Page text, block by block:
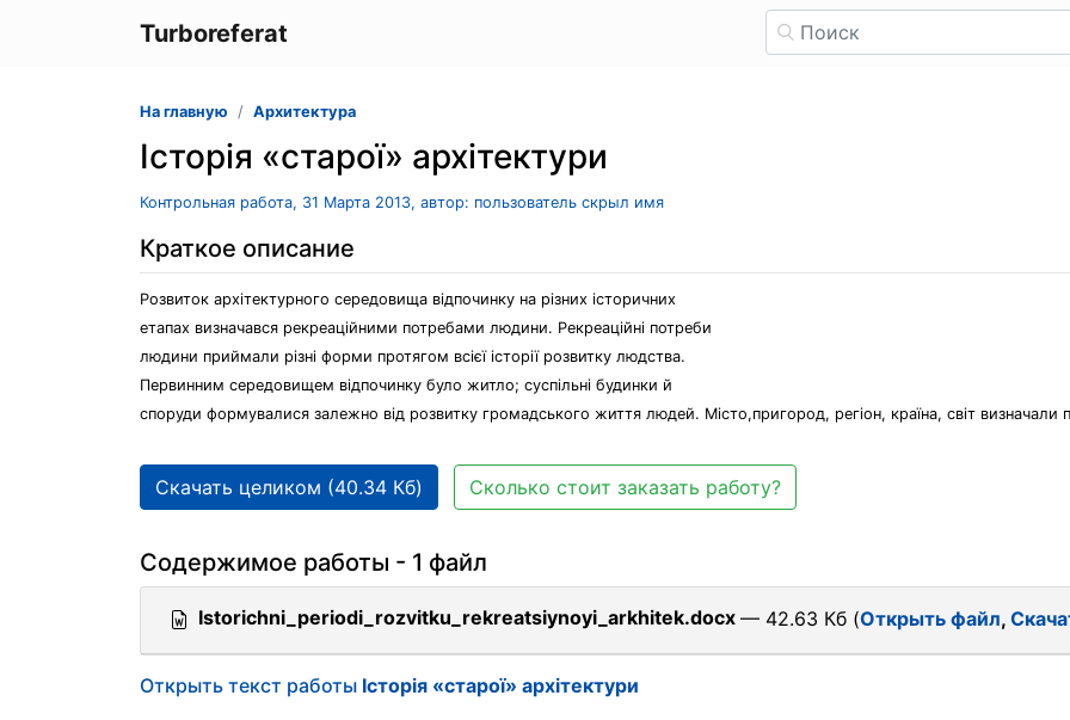
Turboreferat
На главную Архитектура
Історія «старої» архітектури
Контрольная работа, 31 Марта 2013, автор: пользователь скрыл имя
Краткое описание
Розвиток архітектурного середовища відпочинку на різних історичних
етапах визначався рекреаційними потребами людини. Рекреаційні потреби
людини приймали різні форми протягом всієї історії розвитку людства.
Первинним середовищем відпочинку було житло; суспільні будинки й
споруди формувалися залежно від розвитку громадського життя людей. Місто,пригород, регіон, країна, світ
Скачать целиком (40.34 Кб) Сколько стоит заказать работу?
Содержимое работы - 1 файл
Istorichni_periodi_rozvitku_rekreatsiynoyi_arkhitek.docx — 42.63 Кб (Открыть файл,
Открыть текст работы Історія «старої» архітектури